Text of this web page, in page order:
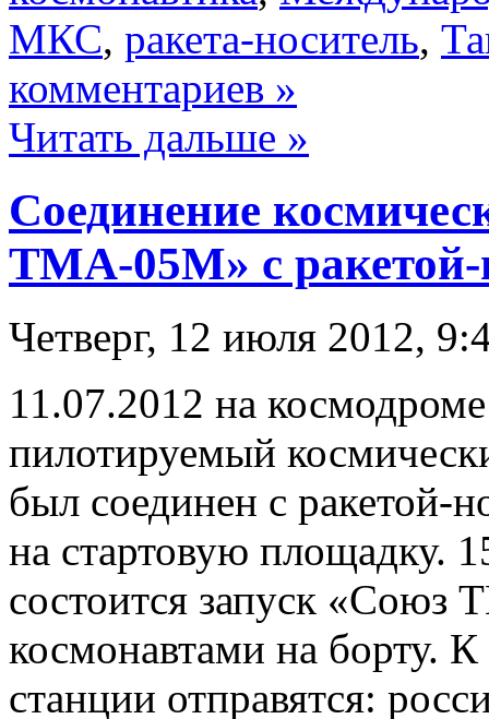
МКС, ракета-носитель,
комментариев »
Читать дальше »
Соединение
ТМА-05М» с ракетой-
Четверг, 12 июля 2012,
11.07.2012 на
пилотируемый
был соединен с ракетой-
на стартовую площадку.
состоится запуск «Союз
космонавтами на борту.
станции отправятся: